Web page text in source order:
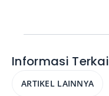
Informasi
ARTIKEL LAINNYA